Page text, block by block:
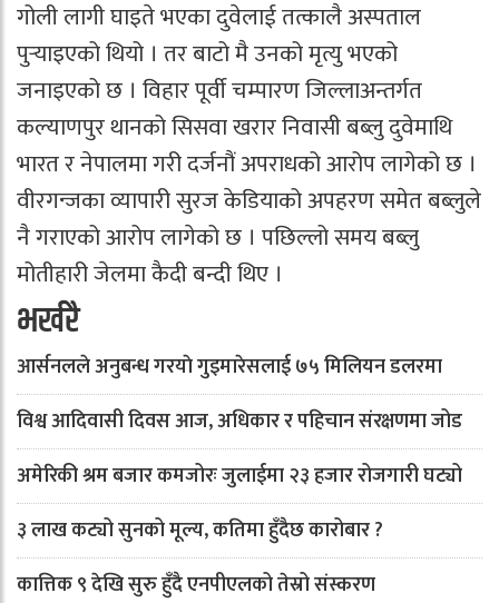
गोली लागी घाइते भएका दुवेलाई तत्कालै अस्पताल
पुर्‍याइएको थियो । तर बाटो मै उनको मृत्यु भएको
जनाइएको छ । विहार पूर्वी चम्पारण जिल्लाअन्तर्गत
कल्याणपुर थानको सिसवा खरार निवासी बब्लु दुवेमाथि
भारत र नेपालमा गरी दर्जनौं अपराधको आरोप लागेको छ ।
वीरगन्जका व्यापारी सुरज केडियाको अपहरण समेत बब्लुले
नै गराएको आरोप लागेको छ । पछिल्लो समय बब्लु
मोतीहारी जेलमा कैदी बन्दी थिए ।
भर्खरै
आर्सनलले अनुबन्ध गरयाे गुइमारेसलाई ७५ मिलियन डलरमा
विश्व आदिवासी दिवस आज, अधिकार र पहिचान संरक्षणमा जोड
अमेरिकी श्रम बजार कमजोरः जुलाईमा २३ हजार रोजगारी घट्यो
३ लाख कट्यो सुनको मूल्य, कतिमा हुँदैछ कारोबार ?
कात्तिक ९ देखि सुरु हुँदै एनपीएलको तेस्रो संस्करण